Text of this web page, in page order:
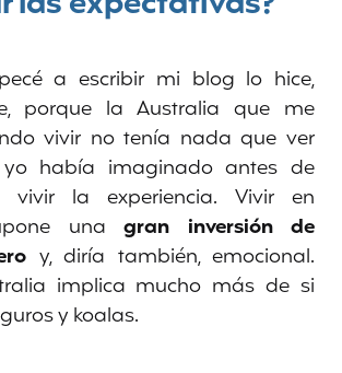
a escribir mi blog lo hice,
porque la Australia que me
vivir no tenía nada que ver
había imaginado antes de
vivir la experiencia. Vivir en
unagran inversión de
y, diría también, emocional.
implica mucho más de si
y koalas.